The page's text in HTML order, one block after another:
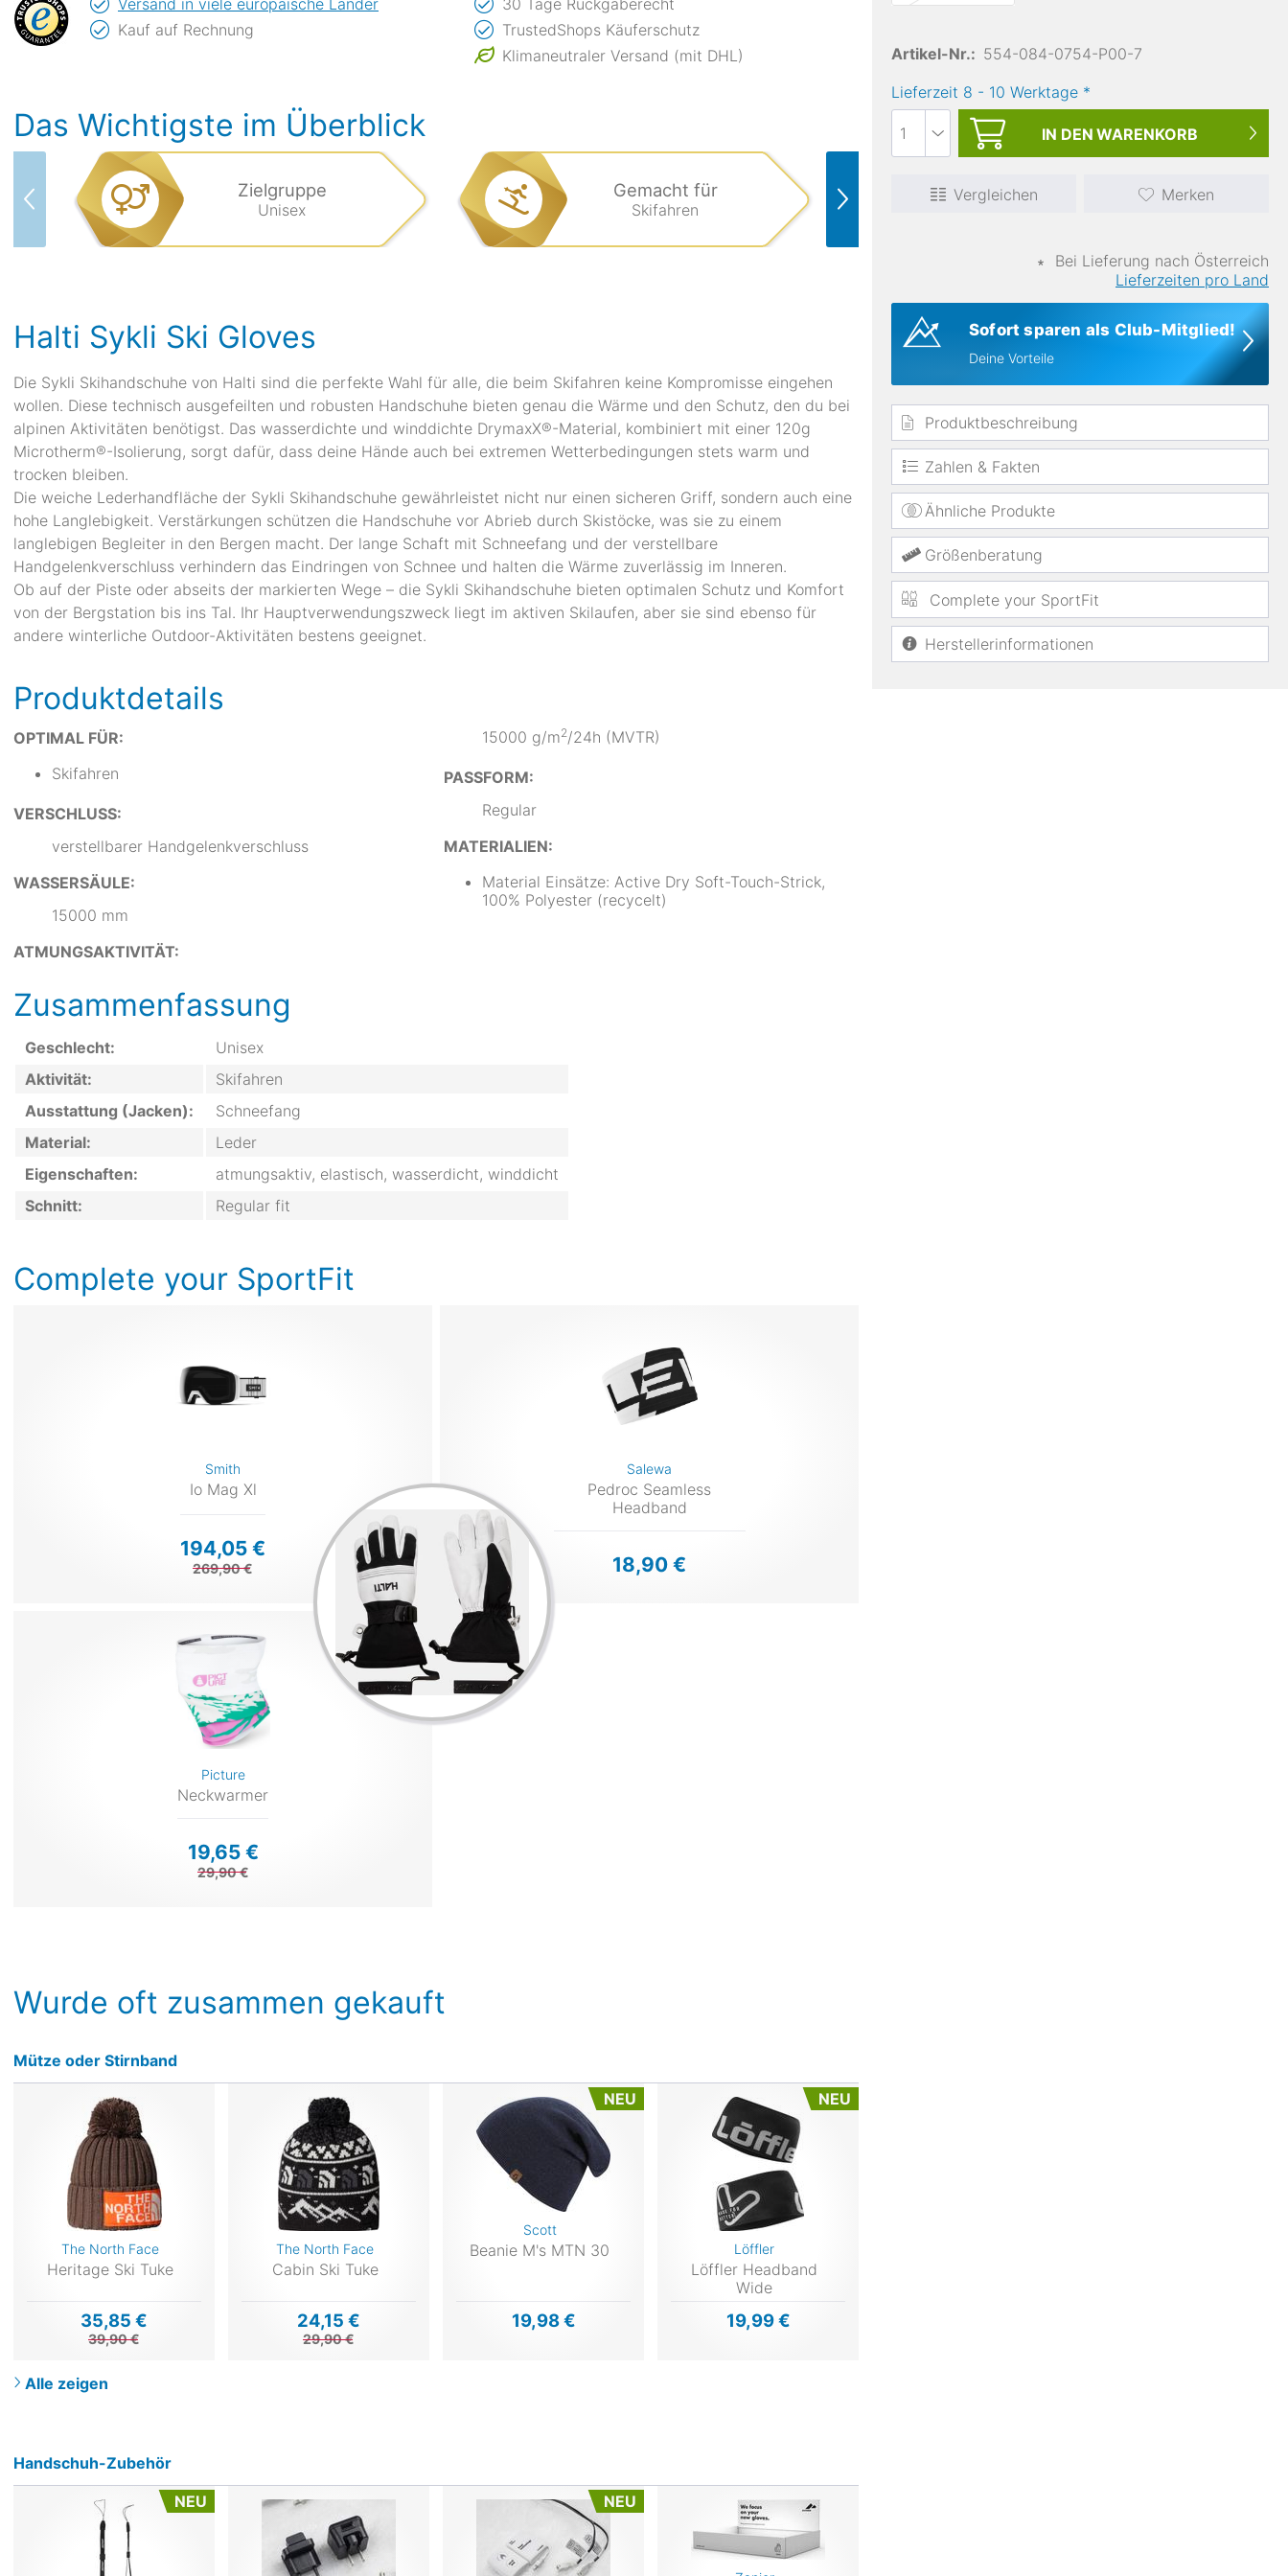
Artikel-Nr.: 554-084-0754-P00-7
Lieferzeit 8 - 10 Werktage *
IN DEN WARENKORB
Vergleichen Merken
∗
Bei Lieferung nach Österreich
Lieferzeiten pro Land
Sofort sparen als Club-Mitglied!
Deine Vorteile
Produktbeschreibung
Zahlen & Fakten
Ähnliche Produkte
Größenberatung
Complete your SportFit
Herstellerinformationen
Picture
19,65 €
Kauf auf Rechnung
TrustedShops Käuferschutz
Klimaneutraler Versand (mit DHL)
Das Wichtigste im Überblick
Zielgruppe
Unisex
Gemacht für
Skifahren
Schneefang
Halti Sykli Ski Gloves
Die Sykli Skihandschuhe von Halti sind die perfekte Wahl für alle, die beim Skifahren keine Kompromisse eingehen
wollen. Diese technisch ausgefeilten und robusten Handschuhe bieten genau die Wärme und den Schutz, den du bei
alpinen Aktivitäten benötigst. Das wasserdichte und winddichte DrymaxX®-Material, kombiniert mit einer 120g
Microtherm®-Isolierung, sorgt dafür, dass deine Hände auch bei extremen Wetterbedingungen stets warm und
trocken bleiben.
Die weiche Lederhandfläche der Sykli Skihandschuhe gewährleistet nicht nur einen sicheren Griff, sondern auch eine
hohe Langlebigkeit. Verstärkungen schützen die Handschuhe vor Abrieb durch Skistöcke, was sie zu einem
langlebigen Begleiter in den Bergen macht. Der lange Schaft mit Schneefang und der verstellbare
Handgelenkverschluss verhindern das Eindringen von Schnee und halten die Wärme zuverlässig im Inneren.
Ob auf der Piste oder abseits der markierten Wege – die Sykli Skihandschuhe bieten optimalen Schutz und Komfort
von der Bergstation bis ins Tal. Ihr Hauptverwendungszweck liegt im aktiven Skilaufen, aber sie sind ebenso für
andere winterliche Outdoor-Aktivitäten bestens geeignet.
Produktdetails
OPTIMAL FÜR:
Skifahren
VERSCHLUSS:
verstellbarer Handgelenkverschluss
WASSERSÄULE:
15000 mm
ATMUNGSAKTIVITÄT:
15000 g/m2/24h (MVTR)
PASSFORM:
Regular
MATERIALIEN:
Material Einsätze: Active Dry Soft-Touch-Strick,
100% Polyester (recycelt)
Zusammenfassung
Geschlecht:
Unisex
Aktivität:
Skifahren
Ausstattung (Jacken):
Schneefang
Material:
Leder
Eigenschaften:
atmungsaktiv, elastisch, wasserdicht, winddicht
Schnitt:
Regular fit
Complete your SportFit
Smith
Io Mag Xl
194,05 €
269,90 €
Salewa
Pedroc Seamless
Headband
18,90 €
Picture
Neckwarmer
19,65 €
29,90 €
Wurde oft zusammen gekauft
Mütze oder Stirnband
The North Face
Heritage Ski Tuke
35,85 €
39,90 €
The North Face
Cabin Ski Tuke
24,15 €
29,90 €
NEU
Scott
Beanie M's MTN 30
19,98 €
NEU
Löffler
Löffler Headband
Wide
19,99 €
Alle zeigen
Handschuh-Zubehör
NEU
NEU